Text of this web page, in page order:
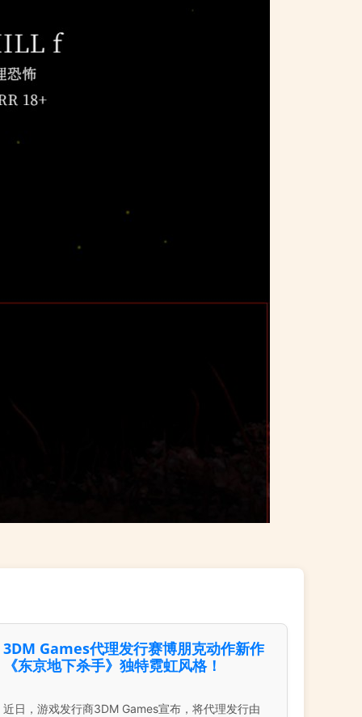
3DM Games代理发行赛博朋克动作新作
《东京地下杀手》独特霓虹风格！
近日，游戏发行商3DM Games宣布，将代理发行由